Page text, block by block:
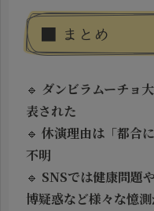
■ まとめ
🔹 ダンビラムーチョ
表された
🔹 休演理由は「都合
不明
🔹 SNSでは健康問題
博疑惑など様々な憶